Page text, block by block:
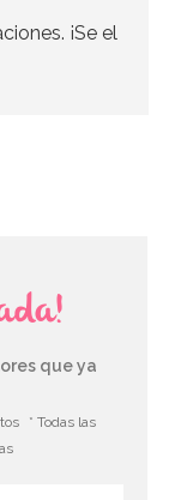
¡Se el
que ya
* Todas las